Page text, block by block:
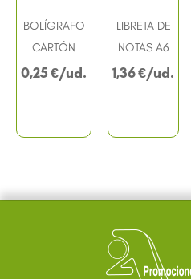
BOLÍGRAFO
CARTÓN
0,25€
LIBRETA DE
NOTAS A6
1,36€